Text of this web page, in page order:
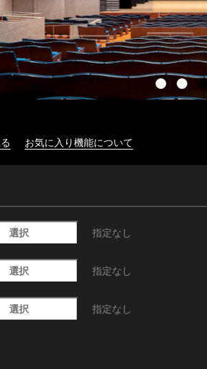
お気に入り機能について
選択 指定なし
選択 指定なし
選択 指定なし